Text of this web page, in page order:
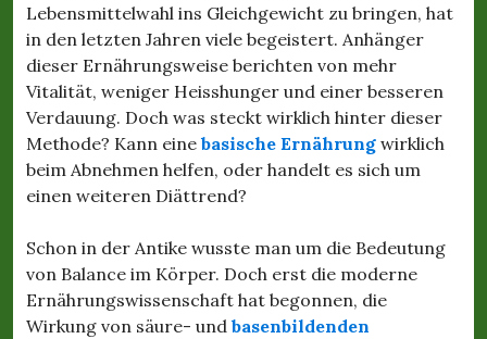
Lebensmittelwahl ins Gleichgewicht zu bringen, hat
in den letzten Jahren viele begeistert. Anhänger
dieser Ernährungsweise berichten von mehr
Vitalität, weniger Heisshunger und einer besseren
Verdauung. Doch was steckt wirklich hinter dieser
Methode? Kann eine basische Ernährung wirklich
beim Abnehmen helfen, oder handelt es sich um
einen weiteren Diättrend?
Schon in der Antike wusste man um die Bedeutung
von Balance im Körper. Doch erst die moderne
Ernährungswissenschaft hat begonnen, die
Wirkung von säure- und basenbildenden